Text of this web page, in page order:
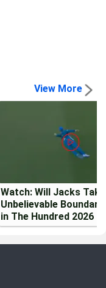
View More
Watch: Will Jacks
Unbelievable
in The Hundred 2026